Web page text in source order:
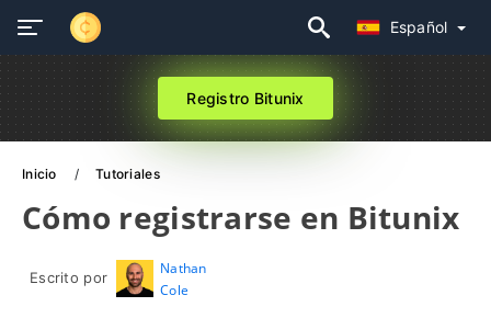
Español
Registro Bitunix
Inicio Tutoriales
Cómo registrarse en Bitunix
Escrito por
Nathan
Cole